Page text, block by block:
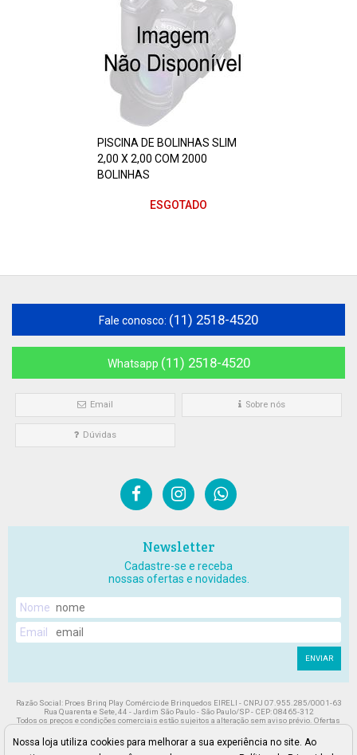
PISCINA DE BOLINHAS SLIM
2,00 X 2,00 COM 2000
BOLINHAS
ESGOTADO
Fale conosco: (11) 2518-4520
Whatsapp (11) 2518-4520
Email Sobre nós
Dúvidas
Newsletter
Cadastre-se e receba
nossas ofertas e novidades.
Nome
Email
ENVIAR
Razão Social: Proes Brinq Play Comércio de Brinquedos EIRELI - CNPJ 07.955.285/0001-63
Rua Quarenta e Sete, 44 - Jardim São Paulo - São Paulo/SP - CEP: 08465-312
Todos os preços e condições comerciais estão sujeitos a alteração sem aviso prévio. Ofertas
exclusivamente para compras efetuadas neste site, não valendo para nossa loja física. As
imagens dos produtos são meramente ilustrativas. Pedidos sujeitos a análise e confirmação de
Nossa loja utiliza cookies para melhorar a sua experiência no site. Ao